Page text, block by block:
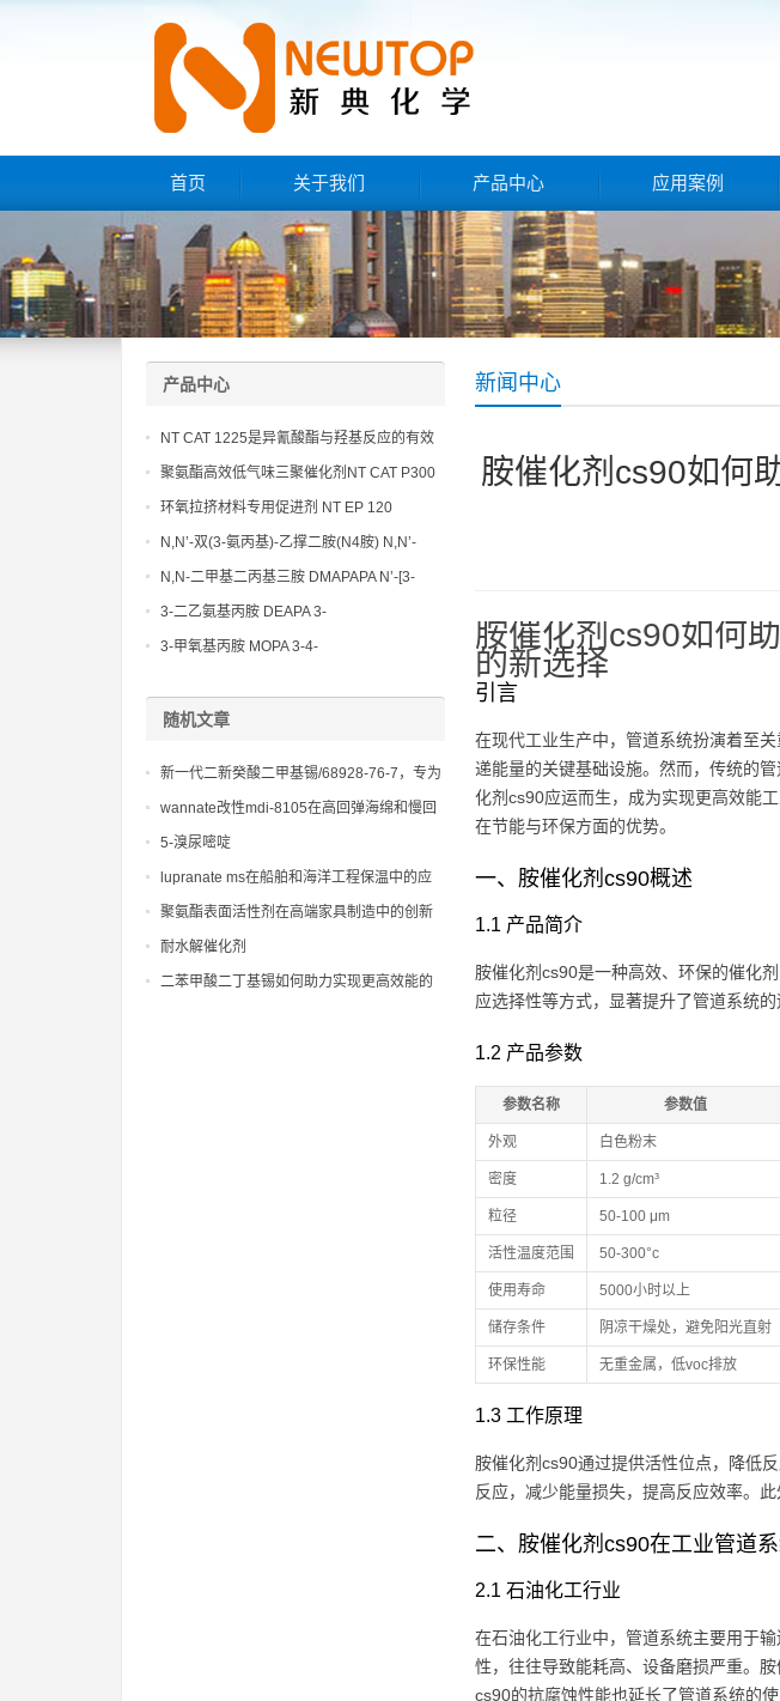
首页 关于我们 产品中心 应用案例
新闻中心
胺催化剂cs90如何
胺催化剂cs90如何
的新选择
引言
在现代工业生产中，管道系统扮演着至
递能量的关键基础设施。然而，传统的
化剂cs90应运而生，成为实现更高效能
在节能与环保方面的优势。
一、胺催化剂cs90概述
1.1 产品简介
胺催化剂cs90是一种高效、环保的催化
应选择性等方式，显著提升了管道系统
1.2 产品参数
参数名称 参数值
外观 白色粉末
密度 1.2 g/cm³
粒径 50-100 μm
活性温度范围 50-300°c
使用寿命 5000小时以上
储存条件 阴凉干燥处，避免阳光直射
环保性能 无重金属，低voc排放
1.3 工作原理
胺催化剂cs90通过提供活性位点，降低
反应，减少能量损失，提高反应效率。
二、胺催化剂cs90在工业管道
2.1 石油化工行业
在石油化工行业中，管道系统主要用于
性，往往导致能耗高、设备磨损严重。
cs90的抗腐蚀性能也延长了管道系统的使
产品中心
NT CAT 1225是异氰酸酯与羟基反应的有效
催化剂
聚氨酯高效低气味三聚催化剂NT CAT P300
环氧拉挤材料专用促进剂 NT EP 120
N,N’-双(3-氨丙基)-乙撑二胺(N4胺) N,N’-
Bis(3-aminopropyl)-ethylenediamine CAS
No10563-26-5
N,N-二甲基二丙基三胺 DMAPAPA N’-[3-
(dimethylamino)propyllpropane-1,3-
diamine CAS No10563-29-8
3-二乙氨基丙胺 DEAPA 3-
(Diethylamino)propylamine CAS No 104-
3-甲氧基丙胺 MOPA 3-4-
随机文章
新一代二新癸酸二甲基锡/68928-76-7，专为
无溶剂体系设计，安全环保
wannate改性mdi-8105在高回弹海绵和慢回
弹记忆棉中的应用
5-溴尿嘧啶
lupranate ms在船舶和海洋工程保温中的应
用
聚氨酯表面活性剂在高端家具制造中的创新
使用：提升舒适度与美观性
耐水解催化剂
二苯甲酸二丁基锡如何助力实现更高效能的